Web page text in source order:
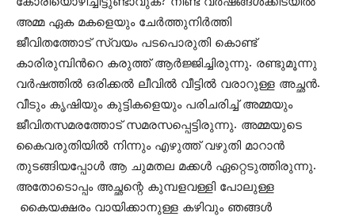
അമ്മ ഏക മകളെയും ചേർത്തുനിർത്തി
ജീവിതത്തോട് സ്വയം പടപൊരുതി കൊണ്ട്
കാരിരുമ്പിന്‍റെ കരുത്ത് ആർജ്ജിച്ചിരുന്നു. രണ്ടുമൂന്നു
വർഷത്തിൽ ഒരിക്കൽ ലീവിൽ വീട്ടിൽ വരാറുള്ള അച്ഛൻ.
വീടും കൃഷിയും കുട്ടികളെയും പരിചരിച്ച് അമ്മയും
ജീവിതസമരത്തോട് സമരസപ്പെട്ടിരുന്നു. അമ്മയുടെ
കൈവരുതിയിൽ നിന്നും എഴുത്ത് വഴുതി മാറാൻ
തുടങ്ങിയപ്പോൾ ആ ചുമതല മക്കൾ ഏറ്റെടുത്തിരുന്നു.
അതോടൊപ്പം അച്ഛന്റെ കുമ്പളവള്ളി പോലുള്ള
കൈയക്ഷരം വായിക്കാനുള്ള കഴിവും ഞങ്ങൾ